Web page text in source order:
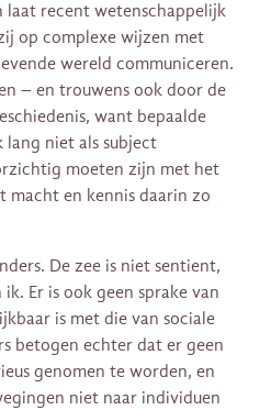
laat recent wetenschappelijk
op complexe wijzen met
wereld communiceren.
– en trouwens ook door de
want bepaalde
lang niet als subject
moeten zijn met het
macht en kennis daarin zo
De zee is niet sentient,
Er is ook geen sprake van
is met die van sociale
betogen echter dat er geen
genomen te worden, en
niet naar individuen